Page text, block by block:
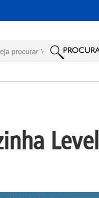
Level